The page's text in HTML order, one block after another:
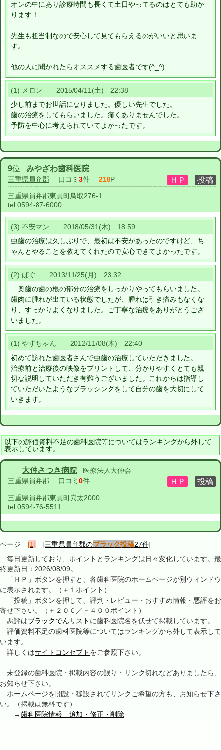
オンの中にあり診療時間も長くて土日やってるのはとても助か
ります！
先生も担当制なので安心して見てもらえるのがいいと思いま
す。
他の人に聞かれたらオススメする歯医者です(^_^)
(1) メロン 2015/04/11(土) 22:38
少し前までお世話になりました。優しい先生でした。
歯の治療をしてもらいました。痛くありませんでした。
予防を中心に考えられていてよかったです。
9位 みやざわ歯科医院
三重県員弁郡 口コミ 3件 218P
三重県員弁郡東員町鳥取276-1
tel:0594-87-6000
(3) 不安マン 2018/05/31(木) 18:59
虫歯の治療は久しぶりで、最初は不安があったのですけど、ち
ゃんとやることを教えてくれたので安心できてよかったです。
(2) ぱぐ 2013/11/25(月) 23:32
奥歯の歯の根の部分の治療をしっかりやってもらいました。
歯肉に腫れが出ている状態でしたが、腫れは引き痛みもなくな
り、すっかりよくなりました。ご丁寧な治療をありがとうござ
いました。
(1) やすちゃん 2012/11/08(木) 22:40
初めて訪れた歯医者さんで虫歯の治療していただきました。
治療前と治療後の映像をプリントして、分かりやすくとても親
切な説明していただき有難うございました。これからは指導し
ていただいたようなブラッシングをして自分の歯を大切にして
いきます。
以下の評価資料不足の歯科医院等についてはランキングから外して
表示しています。
大仲さつき病院
医療法人大仲会
三重県員弁郡 口コミ 0件
三重県員弁郡東員町穴太2000
tel:0594-76-5511
ページ [1] [三重県員弁郡のブラック投稿27件]
毎日更新しており、ポイントとランキングは日々変化しています。最
終更新日：2026/08/09。
「ＨＰ」ボタンを押すと、各歯科医院のホームページが別ウィンドウ
に表示されます。（＋１ポイント）
「投稿」ボタンを押して、評判・レビュー・おすすめ情報・悪評をお
寄せ下さい。（＋２００／－４００ポイント）
悪評はブラックでんリスト に歯科医院名を伏せて掲載しています。
評価資料不足の歯科医院等についてはランキングから外して表示して
います。
詳しくはサイトコンセプト をご参照下さい。
未登録の歯科医院・掲載内容の誤り・リンク切れなどありましたら、
お知らせ下さい。
ホームページを開設・移設されてリンクご希望の方も、お知らせ下さ
い。（掲載は無料です）
→歯科医院情報 追加・修正・削除